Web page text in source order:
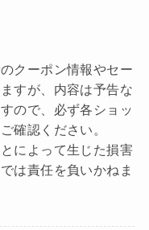
クーポン情報やセー
すが、内容は予告な
ので、必ず各ショッ
確認ください。
によって生じた損害
は責任を負いかねま